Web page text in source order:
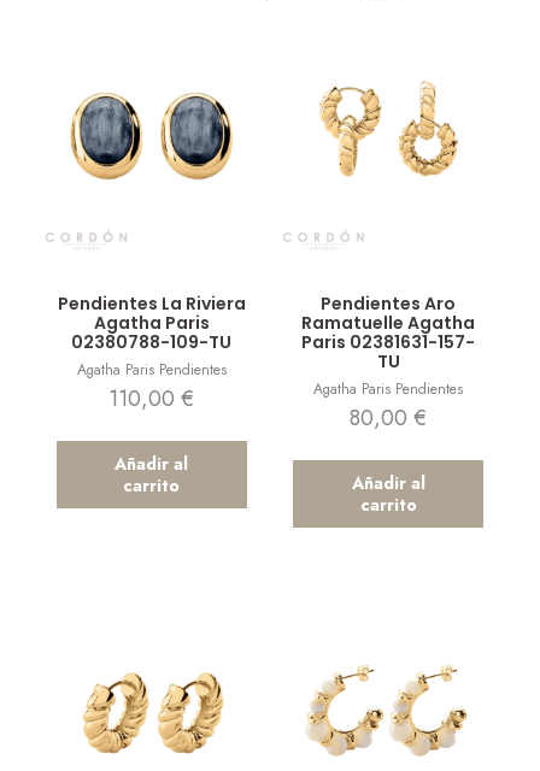
Pendientes La Riviera
Agatha Paris
02380788-109-TU
Agatha Paris Pendientes
110,00€
Añadir al
carrito
Pendientes Aro
Ramatuelle Agatha
Paris 02381631-157-
TU
Agatha Paris Pendientes
80,00€
Añadir al
carrito